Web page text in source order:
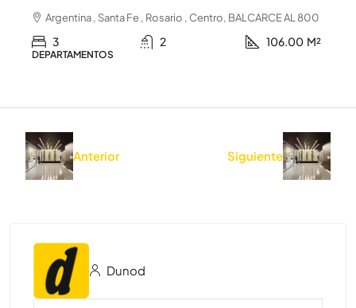
Argentina , Santa Fe , Rosario , Centro, BALCARCE AL 800
3 2 106.00 M²
DEPARTAMENTOS
Anterior Siguiente
Dunod